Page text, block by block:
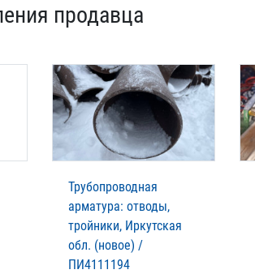
продавца
Трубопроводная
арматура: отводы,
тройники, Иркутская
обл. (новое) /
ПИ4111194